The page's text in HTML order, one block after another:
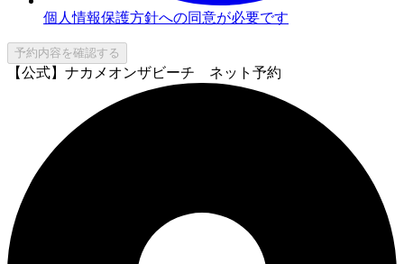
個人情報保護方針への同意が必要です
予約内容を確認する
【公式】ナカメオンザビーチ ネット予約